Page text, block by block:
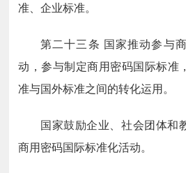
准、企业标准。
第二十三条 国家推动参与
动，参与制定商用密码国际标准
准与国外标准之间的转化运用。
国家鼓励企业、社会团体和
商用密码国际标准化活动。